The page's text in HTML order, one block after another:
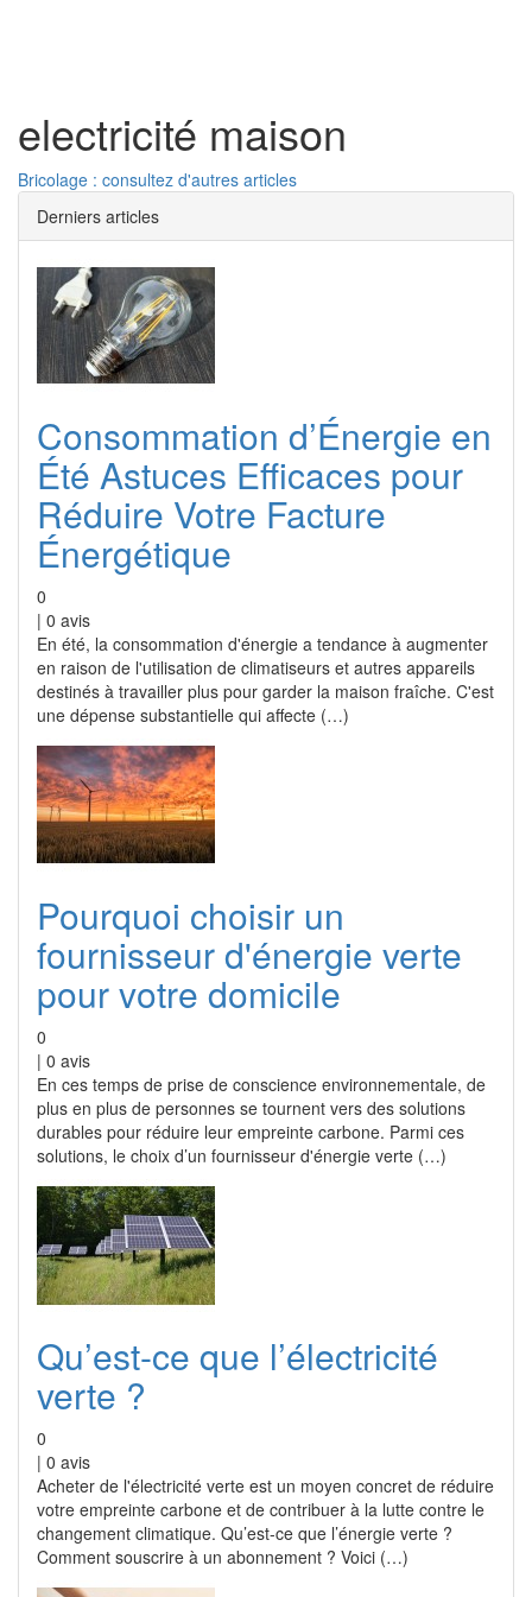
electricité maison
Bricolage : consultez d'autres articles
Derniers articles
Consommation d’Énergie en
Été Astuces Efficaces pour
Réduire Votre Facture
Énergétique
0
| 0 avis
En été, la consommation d'énergie a tendance à augmenter
en raison de l'utilisation de climatiseurs et autres appareils
destinés à travailler plus pour garder la maison fraîche. C'est
une dépense substantielle qui affecte (…)
Pourquoi choisir un
fournisseur d'énergie verte
pour votre domicile
0
| 0 avis
En ces temps de prise de conscience environnementale, de
plus en plus de personnes se tournent vers des solutions
durables pour réduire leur empreinte carbone. Parmi ces
solutions, le choix d’un fournisseur d'énergie verte (…)
Qu’est-ce que l’électricité
verte ?
0
| 0 avis
Acheter de l'électricité verte est un moyen concret de réduire
votre empreinte carbone et de contribuer à la lutte contre le
changement climatique. Qu’est-ce que l’énergie verte ?
Comment souscrire à un abonnement ? Voici (…)